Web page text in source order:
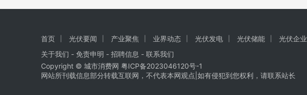
首页 光伏要闻 产业聚焦 业界动态 光伏发电 光伏储能 光伏企业
关于我们 - 免责申明 - 招聘信息 - 联系我们
Copyright © 城市消费网 粤ICP备2023046120号-1
网站所刊载信息部分转载互联网，不代表本网观点|如有侵犯到您权利，请联系站长